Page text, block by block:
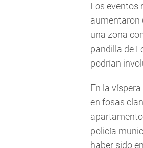
Los eventos
aumentaron
una zona
pandilla de
podrían
En la
en fosas
policía
haber sido